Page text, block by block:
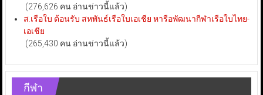
(276,626 คน อ่านข่าวนี้แล้ว)
ส.เรือใบ ต้อนรับ สหพันธ์เรือใบเอเชีย หารือพัฒนากีฬาเรือใบไทย-
เอเชีย
(265,430 คน อ่านข่าวนี้แล้ว)
กีฬา